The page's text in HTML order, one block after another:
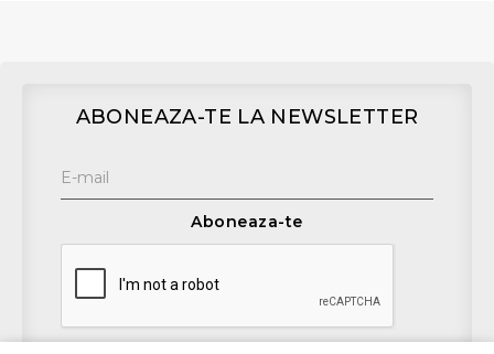
ABONEAZA-TE LA NEWSLETTER
Aboneaza-te